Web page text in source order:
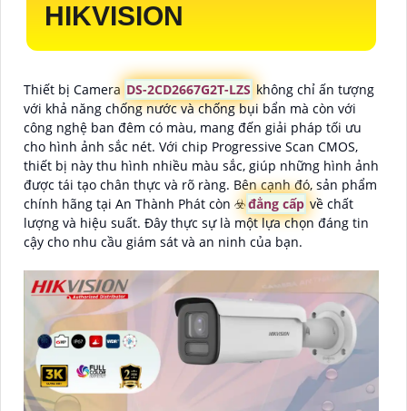
HIKVISION
Thiết bị Camera DS-2CD2667G2T-LZS không chỉ ấn tượng
với khả năng chống nước và chống bụi bẩn mà còn với
công nghệ ban đêm có màu, mang đến giải pháp tối ưu
cho hình ảnh sắc nét. Với chip Progressive Scan CMOS,
thiết bị này thu hình nhiều màu sắc, giúp những hình ảnh
được tái tạo chân thực và rõ ràng. Bên cạnh đó, sản phẩm
chính hãng tại An Thành Phát còn ☣️đẳng cấp về chất
lượng và hiệu suất. Đây thực sự là một lựa chọn đáng tin
cậy cho nhu cầu giám sát và an ninh của bạn.